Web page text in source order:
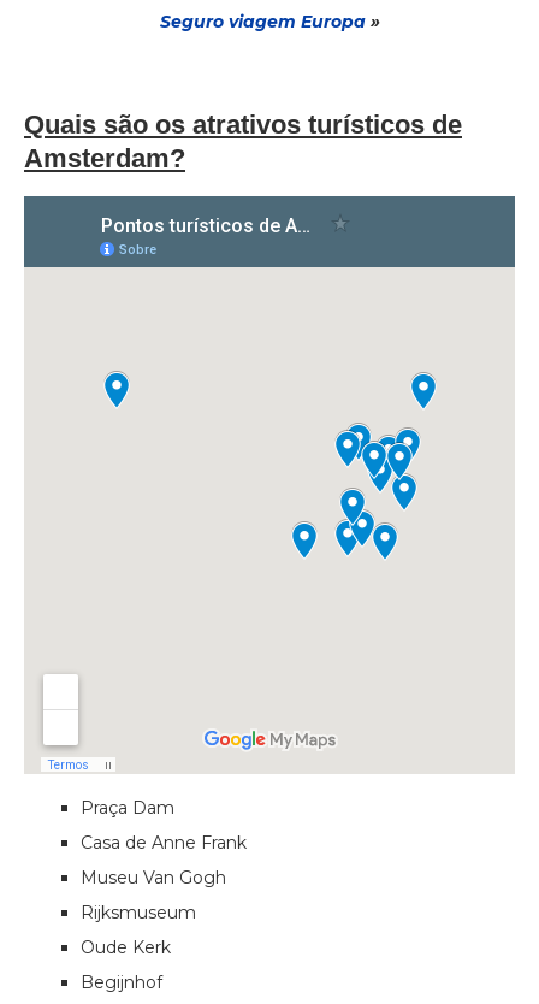
Seguro viagem Europa »
Quais são os atrativos turísticos de
Amsterdam?
Praça Dam
Casa de Anne Frank
Museu Van Gogh
Rijksmuseum
Oude Kerk
Begijnhof